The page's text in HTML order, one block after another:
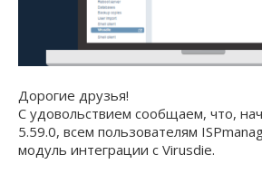
Дорогие друзья!
С удовольствием сообщаем, что,
5.59.0, всем пользователям
модуль интеграции c Virusdie.